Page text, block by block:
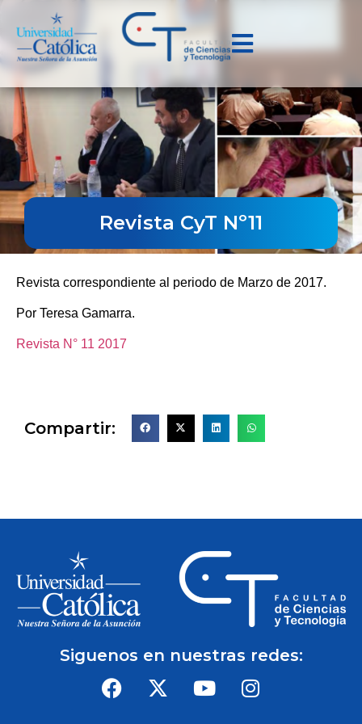
Revista CyT Nº11
Revista correspondiente al periodo de Marzo de 2017.
Por Teresa Gamarra.
Revista N° 11 2017
Compartir:
Siguenos en nuestras redes: